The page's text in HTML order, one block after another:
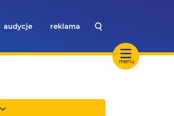
menu
audycje reklama